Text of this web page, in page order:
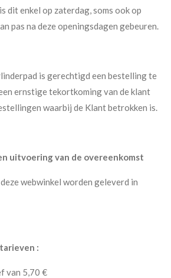
dit enkel op zaterdag, soms ook op
pas na deze openingsdagen gebeuren.
is gerechtigd een bestelling te
ernstige tekortkoming van de klant
waarbij de Klant betrokken is.
uitvoering van de overeenkomst
webwinkel worden geleverd in
:
van 5,70 €